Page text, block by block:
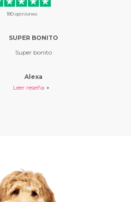
180 opiniones
SUPER BONITO
Super bonito
Alexa
Leer reseña